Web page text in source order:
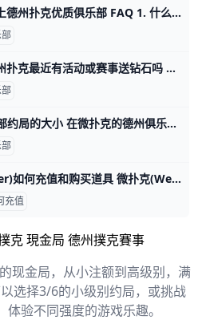
WPK-微扑克 线上德州扑克优质俱乐部 FAQ 1. 什么是 WPK-微扑克 线上德州扑克优质俱乐部？ WPK-微扑克 是一个提供全级别德州扑克游戏的线上俱乐部，致力于为德扑爱好者打造一个优质的交流平
WPK-微扑克 德州扑克最近有活动或赛事送钻石吗 WPK-微扑克 德州扑克最近有活动或赛事送钻石吗 WPK-微扑克 俱乐部不定期会举办各种活动和赛事，金三角俱乐部提供3/6起步在线约局，不定期送钻
微扑克德州俱乐部约局的大小 在微扑克的德州俱乐部中，约局的大小通常取决于多个因素，包括玩家的资金实力、俱乐部的规则以及所选择的游戏类型。以下是一些关于微扑克德州俱乐部约
微扑克(WePoker)如何充值和购买道具 微扑克(WePoker)如何充值和购买道具。 微扑克(WePoker)是一款广受欢迎的在线德州扑克游戏平台。为了提升游戏体验,玩家需要了解如何
充值
克 現金局 德州撲克賽事
现金局，从小注额到高级别，满
选择3/6的小级别约局，或挑战
验不同强度的游戏乐趣。